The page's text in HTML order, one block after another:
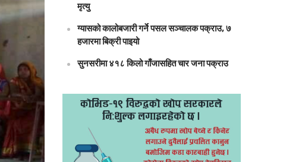
मृत्यु
ग्यासको कालोबजारी गर्ने पसल सञ्चालक पक्राउ, ७
हजारमा बिक्री पाइयो
सुनसरीमा ४१८ किलो गाँजासहित चार जना पक्राउ